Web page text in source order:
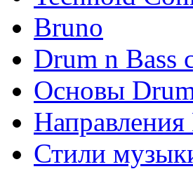
Bruno
Drum n Bass
Основы
Стили